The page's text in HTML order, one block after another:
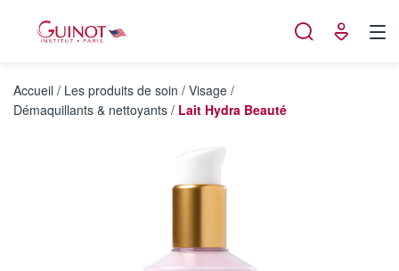
Accueil / Les produits de soin / Visage /
Démaquillants & nettoyants / Lait Hydra Beauté